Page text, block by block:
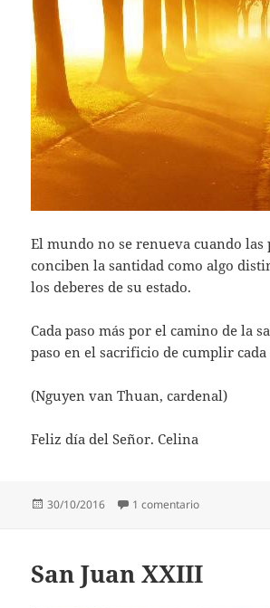
El mundo no se renueva cuando las
conciben la santidad como algo
los deberes de su estado.
Cada paso más por el camino de la
paso en el sacrificio de cumplir
(Nguyen van Thuan, cardenal)
Feliz día del Señor. Celina
Publicado
30/10/2016 1 comentarioen Nguyen
San Juan XXIII